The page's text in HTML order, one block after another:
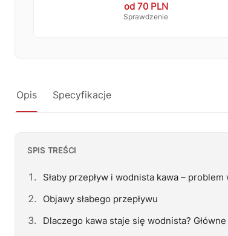
od 70 PLN
Sprawdzenie
Opis Specyfikacje
SPIS TREŚCI
Słaby przepływ i wodnista kawa –
Objawy słabego przepływu
Dlaczego kawa staje się wodnista?